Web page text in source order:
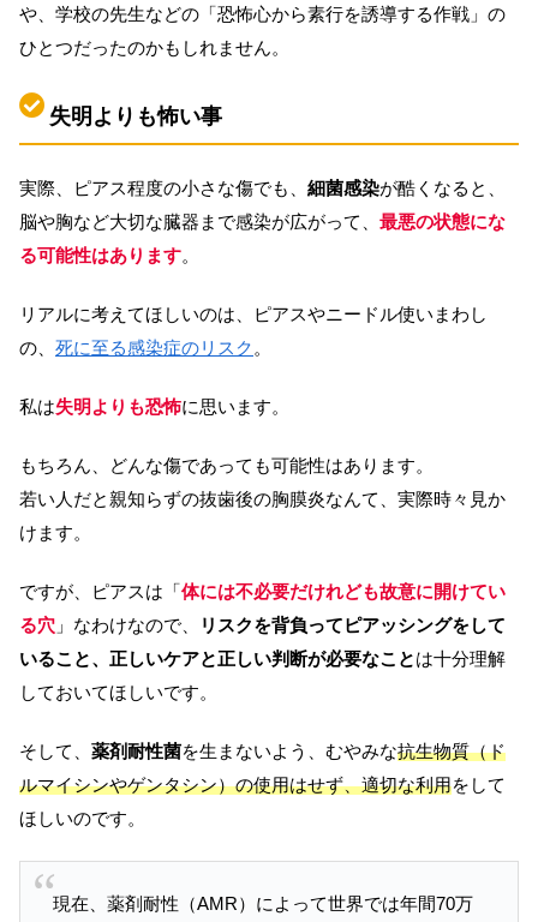
や、学校の先生などの「恐怖心から素行を誘導する作戦」の
ひとつだったのかもしれません。
失明よりも怖い事
実際、ピアス程度の小さな傷でも、 細菌感染が酷くなると、
脳や胸など大切な臓器まで感染が広がって、 最悪の状態にな
る可能性はあります。
リアルに考えてほしいのは、ピアスやニードル使いまわし
の、 死に至る感染症のリスク 。
私は失明よりも恐怖に思います。
もちろん、どんな傷であっても可能性はあります。
若い人だと親知らずの抜歯後の胸膜炎なんて、実際時々見か
けます。
ですが、ピアスは「体には不必要だけれども故意に開けてい
る穴 」なわけなので、
リスクを背負ってピアッシングをして
いること、正しいケアと正しい判断が必要なことは十分理解
しておいてほしいです。
そして、 薬剤耐性菌を生まないよう、むやみな抗生物質（ド
ルマイシンやゲンタシン）の使用はせず、適切な利用をして
ほしいのです。
現在、薬剤耐性（AMR）によって世界では年間70万